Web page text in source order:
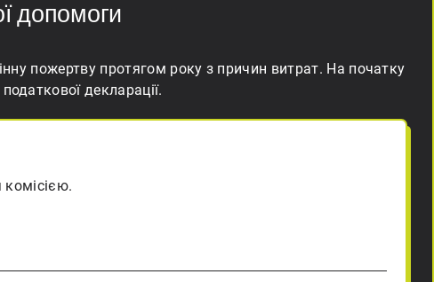
допомоги
пожертву протягом року з причин витрат. На початку
декларації.